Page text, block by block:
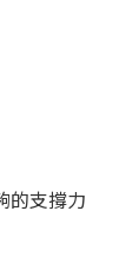
支撐力